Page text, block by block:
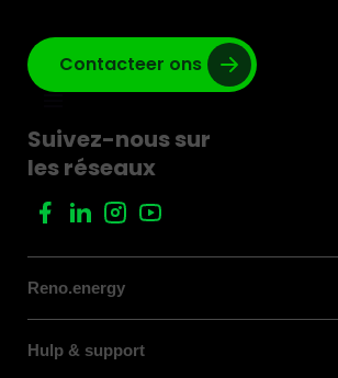
Contacteer ons
Suivez-nous sur
les réseaux
Reno.energy
Hulp & support